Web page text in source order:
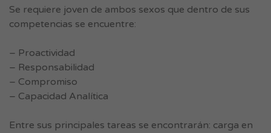
Se requiere joven de ambos sexos que dentro de sus
competencias se encuentre:
– Proactividad
– Responsabilidad
– Compromiso
– Capacidad Analítica
Entre sus principales tareas se encontrarán: carga en